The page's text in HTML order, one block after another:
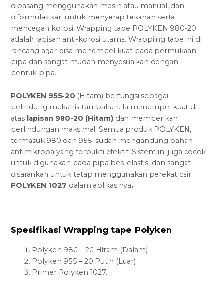
dipasang menggunakan mesin atau manual, dan
diformulasikan untuk menyerap tekanan serta
mencegah korosi. Wrapping tape POLYKEN 980-20
adalah lapisan anti-korosi utama. Wrappiing tape ini di
rancang agar bisa menempel kuat pada permukaan
pipa dan sangat mudah menyesuaikan dengan
bentuk pipa.
POLYKEN 955-20 (Hitam) berfungsi sebagai
pelindung mekanis tambahan. Ia menempel kuat di
atas lapisan 980-20 (Hitam) dan memberikan
perlindungan maksimal. Semua produk POLYKEN,
termasuk 980 dan 955, sudah mengandung bahan
antimikroba yang terbukti efektif. Sistem ini juga cocok
untuk digunakan pada pipa besi elastis, dan sangat
disarankan untuk tetap menggunakan perekat cair
POLYKEN 1027 dalam aplikasinya.
Spesifikasi Wrapping tape Polyken
Polyken 980 – 20 Hitam (Dalam)
Polyken 955 – 20 Putih (Luar)
Primer Polyken 1027.